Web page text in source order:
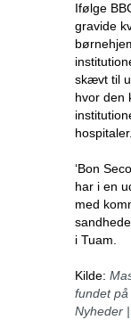
Ifølge
gravide
skævt til
hvor den
hospitaler.
‘Bon
har i en
med
i Tuam.
Kilde:
fundet
Nyheder